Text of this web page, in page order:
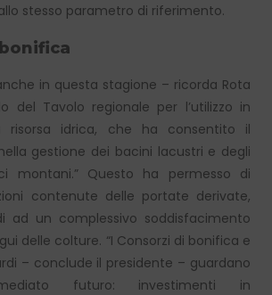
stesso parametro di riferimento.
in questa stagione – ricorda Rota
del Tavolo regionale per l’utilizzo in
risorsa idrica, che ha consentito il
gestione dei bacini lacustri e degli
montani.” Questo ha permesso di
contenute delle portate derivate,
ad un complessivo soddisfacimento
delle colture. “I Consorzi di bonifica e
– conclude il presidente – guardano
futuro: investimenti in